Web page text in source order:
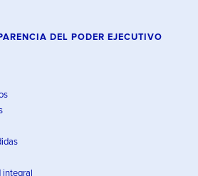
DEL PODER EJECUTIVO